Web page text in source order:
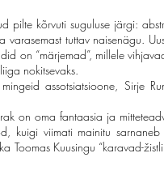
kõrvuti suguluse järgi:
tuttav naisenägu.
on “märjemad”, millele
nokitsevaks.
assotsiatsioone, Sirje
on oma fantaasia ja
kuigi viimati mainitu
Kuusingu “karavad-